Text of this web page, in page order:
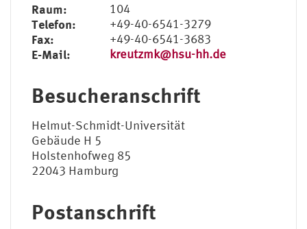
Raum: 104
Telefon: +49-40-6541-3279
Fax: +49-40-6541-3683
E-Mail: kreutzmk@hsu-hh.de
Besucheranschrift
Helmut-Schmidt-Universität
Gebäude H 5
Holstenhofweg 85
22043 Hamburg
Postanschrift